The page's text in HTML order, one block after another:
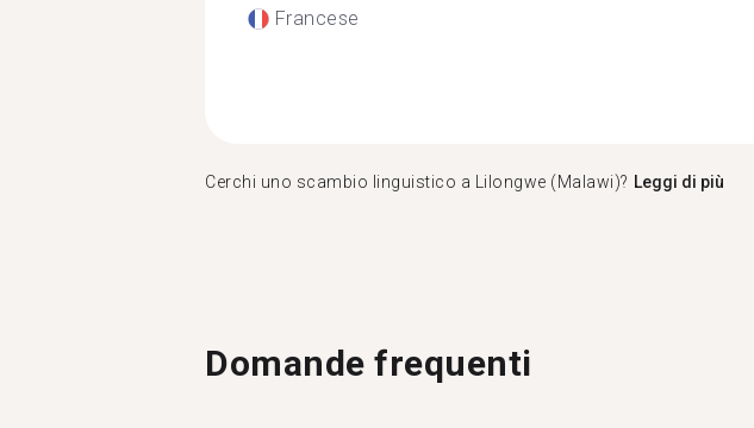
Francese
Cerchi uno scambio linguistico a Lilongwe (Malawi)? Leggi di più
Domande frequenti